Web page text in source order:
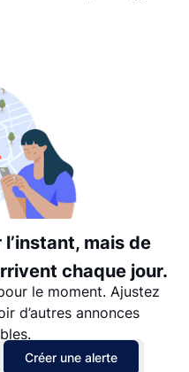
mais de
chaque jour.
le moment. Ajustez
d’autres annonces
Créer une alerte